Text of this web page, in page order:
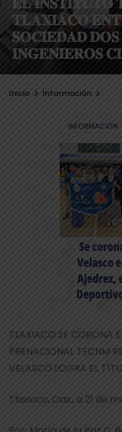
𝐓𝐋𝐀𝐗𝐈𝐀𝐂𝐎
𝐒𝐎𝐂𝐈𝐄𝐃𝐀𝐃
𝐈𝐍𝐆𝐄𝐍𝐈𝐄𝐑𝐎𝐒
Inicio > Información >
INFORMACIÓN
TLAXIACO SE CORONA
PRENACIONAL TECNM
VELASCO LOGRA EL
Tlaxiaco, Oax., a 21 de